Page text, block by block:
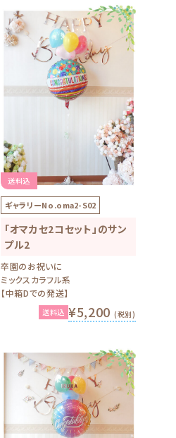
送料込
ギャラリーNo.oma2-S02
「オマカセ2コセット」のサン
プル2
卒園のお祝いに
ミックスカラフル系
【中箱Dでの発送】
送料込 ¥5,200 (税別)